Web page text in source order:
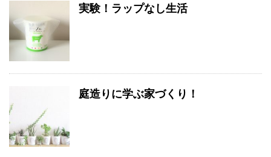
実験！ラップなし生活
庭造りに学ぶ家づくり！